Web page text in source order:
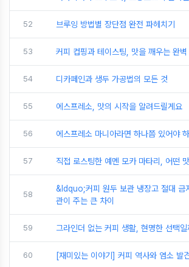
52 브루잉 방법별 장단점 완전 파헤치기
53 커피 컵핑과 테이스팅, 맛을 깨우는 완
54 디카페인과 생두 가공법의 모든 것
55 에스프레소, 맛의 시작을 알려드릴게요
56 에스프레소 마니아라면 하나쯤 있어야
57 직접 로스팅한 예멘 모카 마타리, 어떤
58
&ldquo;커피 원두 보관 냉장고 절대
관이 주는 큰 차이
59 그라인더 없는 커피 생활, 현명한 선택일
60 [재미있는 이야기] 커피 역사와 염소 발